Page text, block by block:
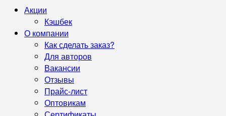
Акции
Кэшбек
О компании
Как сделать заказ?
Для авторов
Вакансии
Отзывы
Прайс-лист
Оптовикам